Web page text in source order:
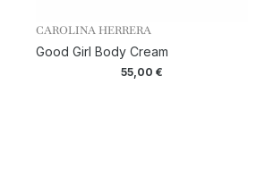
CAROLINA HERRERA
Good Girl Body Cream
55,00€